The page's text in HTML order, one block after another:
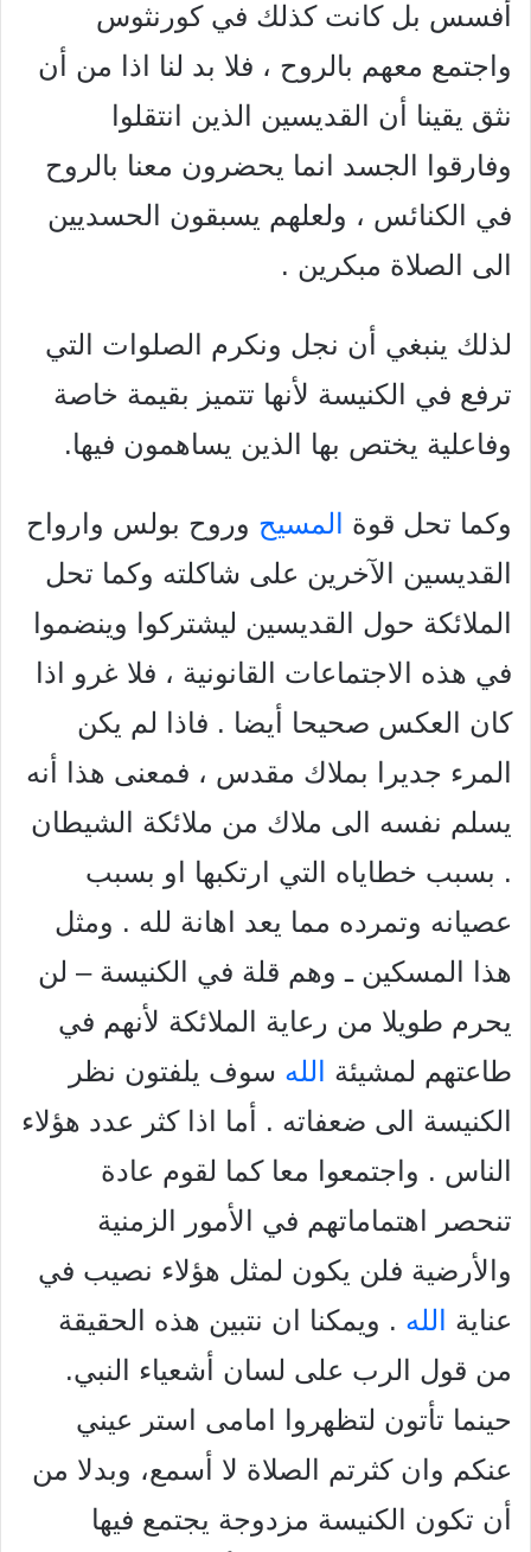
أفسس بل كانت كذلك في كورنثوس
واجتمع معهم بالروح ، فلا بد لنا اذا من أن
نثق يقينا أن القديسين الذين انتقلوا
وفارقوا الجسد انما يحضرون معنا بالروح
في الكنائس ، ولعلهم يسبقون الحسديين
الى الصلاة مبكرين .
لذلك ينبغي أن نجل ونكرم الصلوات التي
ترفع في الكنيسة لأنها تتميز بقيمة خاصة
وفاعلية يختص بها الذين يساهمون فيها.
وكما تحل قوة المسيح وروح بولس وارواح
القديسين الآخرين على شاكلته وكما تحل
الملائكة حول القديسين ليشتركوا وينضموا
في هذه الاجتماعات القانونية ، فلا غرو اذا
كان العكس صحيحا أيضا . فاذا لم يكن
المرء جديرا بملاك مقدس ، فمعنى هذا أنه
يسلم نفسه الى ملاك من ملائكة الشيطان
. بسبب خطاياه التي ارتكبها او بسبب
عصيانه وتمرده مما يعد اهانة لله . ومثل
هذا المسكين ـ وهم قلة في الكنيسة – لن
يحرم طويلا من رعاية الملائكة لأنهم في
طاعتهم لمشيئة
الله سوف يلفتون نظر
الكنيسة الى ضعفاته . أما اذا كثر عدد هؤلاء
الناس . واجتمعوا معا كما لقوم عادة
تنحصر اهتماماتهم في الأمور الزمنية
والأرضية فلن يكون لمثل هؤلاء نصيب في
عناية
الله . ويمكنا ان نتبين هذه الحقيقة
من قول الرب على لسان أشعياء النبي.
حينما تأتون لتظهروا امامی استر عيني
عنكم وان كثرتم الصلاة لا أسمع، وبدلا من
أن تكون الكنيسة مزدوجة يجتمع فيها